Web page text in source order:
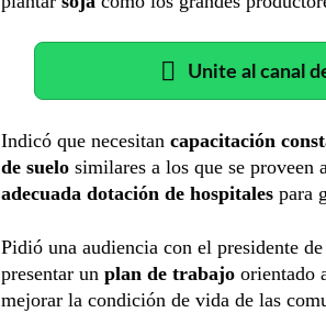
Unite al canal
Indicó que necesitan capacitación
de suelo similares a los que se proveen
adecuada dotación de hospitales para
Pidió una audiencia con el presidente
presentar un plan de trabajo orientado
mejorar la condición de vida de las